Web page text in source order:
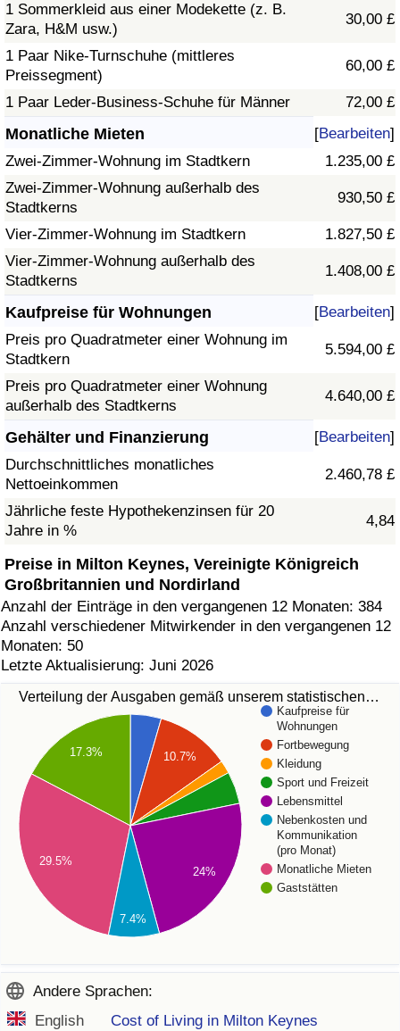
1 Sommerkleid aus einer Modekette (z. B.
Zara, H&M usw.)
30,00 £
1 Paar Nike-Turnschuhe (mittleres
Preissegment)
60,00 £
1 Paar Leder-Business-Schuhe für Männer 72,00 £
Monatliche Mieten [Bearbeiten]
Zwei-Zimmer-Wohnung im Stadtkern
1.235,00 £
Zwei-Zimmer-Wohnung außerhalb des
Stadtkerns
930,50 £
Vier-Zimmer-Wohnung im Stadtkern
1.827,50 £
Vier-Zimmer-Wohnung außerhalb des
Stadtkerns
1.408,00 £
Kaufpreise für Wohnungen [Bearbeiten]
Preis pro Quadratmeter einer Wohnung im
Stadtkern
5.594,00 £
Preis pro Quadratmeter einer Wohnung
außerhalb des Stadtkerns
4.640,00 £
Gehälter und Finanzierung [Bearbeiten]
Durchschnittliches monatliches
Nettoeinkommen
2.460,78 £
Jährliche feste Hypothekenzinsen für 20
Jahre in %
4,84
Preise in Milton Keynes, Vereinigte Königreich
Großbritannien und Nordirland
Anzahl der Einträge in den vergangenen 12 Monaten: 384
Anzahl verschiedener Mitwirkender in den vergangenen 12
Monaten: 50
Letzte Aktualisierung: Juni 2026
Verteilung der Ausgaben gemäß unserem statistischen…
Kaufpreise für
Wohnungen
Fortbewegung
Kleidung
Sport und Freizeit
Lebensmittel
Nebenkosten und
Kommunikation
(pro Monat)
Monatliche Mieten
Gaststätten
10.7%
24%
17.3%
29.5%
7.4%
Andere Sprachen:
English
Cost of Living in Milton Keynes